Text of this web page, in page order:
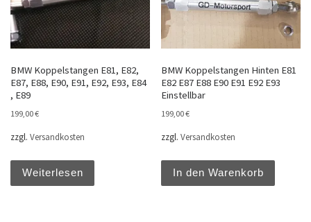
BMW Koppelstangen E81, E82,
E87, E88, E90, E91, E92, E93, E84
, E89
199,00€
zzgl. Versandkosten
Weiterlesen
BMW Koppelstangen Hinten E81
E82 E87 E88 E90 E91 E92 E93
Einstellbar
199,00€
zzgl.Versandkosten
In den Warenkorb